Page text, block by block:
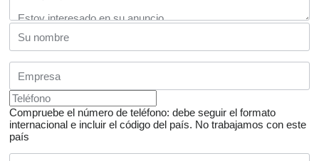
Compruebe el número de teléfono: debe seguir el formato
internacional e incluir el código del país. No trabajamos con este
país